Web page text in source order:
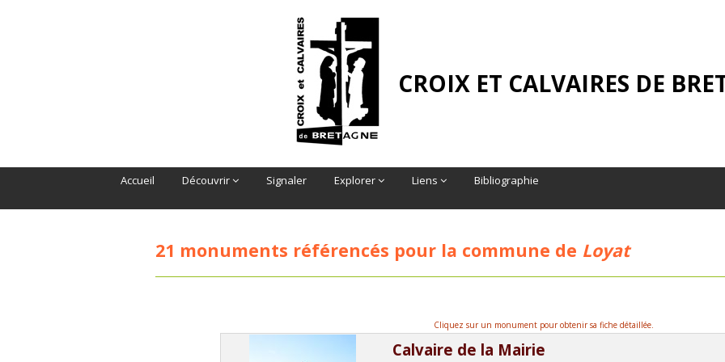
CROIX ET CALVAIRES DE
Accueil Découvrir Signaler Explorer Liens Bibliographie
21 monuments référencés pour la commune de Loyat
Cliquez sur un monument pour obtenir sa fiche détaillée.
Calvaire de la Mairie